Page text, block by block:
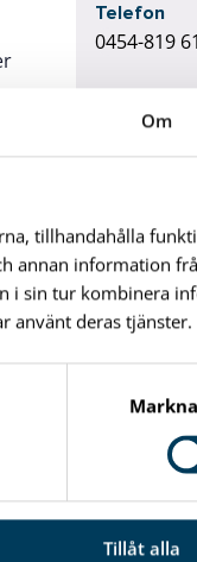
Om
tillhandahålla
annan information
i sin tur kombinera
använt deras tjänster.
Tillåt alla
Telefon
0454-819 61
E-post
3(1M)